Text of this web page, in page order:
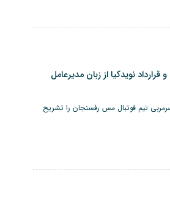
نویدکیا از زبان مدیرعامل
تیم فوتبال مس رفسنجان را تشریح